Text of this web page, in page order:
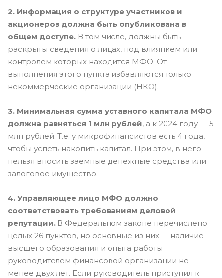
2. Информация о структуре участников и
акционеров должна быть опубликована в
общем доступе. В том числе, должны быть
раскрыты сведения о лицах, под влиянием или
контролем которых находится МФО. От
выполнения этого пункта избавляются только
некоммерческие организации (НКО).
3. Минимальная сумма уставного капитала МФО
должна равняться 1 млн рублей, а к 2024 году — 5
млн рублей. Т.е. у микрофинансистов есть 4 года,
чтобы успеть накопить капитал. При этом, в него
нельзя вносить заемные денежные средства или
залоговое имущество.
4. Управляющее лицо МФО должно
соответствовать требованиям деловой
репутации. В Федеральном законе перечислено
целых 26 пунктов, но основные из них — наличие
высшего образования и опыта работы
руководителем финансовой организации не
менее двух лет. Если руководитель приступил к